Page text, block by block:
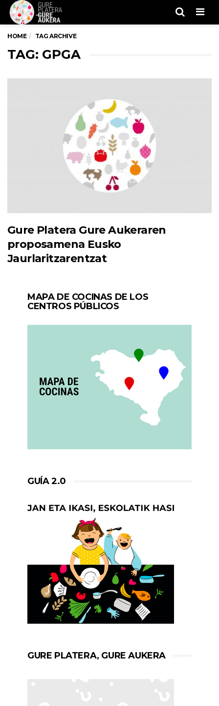
HOME TAG ARCHIVE
TAG: GPGA
Gure Platera Gure Aukeraren
proposamena Eusko
Jaurlaritzarentzat
MAPA DE COCINAS DE LOS
CENTROS PÚBLICOS
GUÍA 2.0
GURE PLATERA, GURE AUKERA